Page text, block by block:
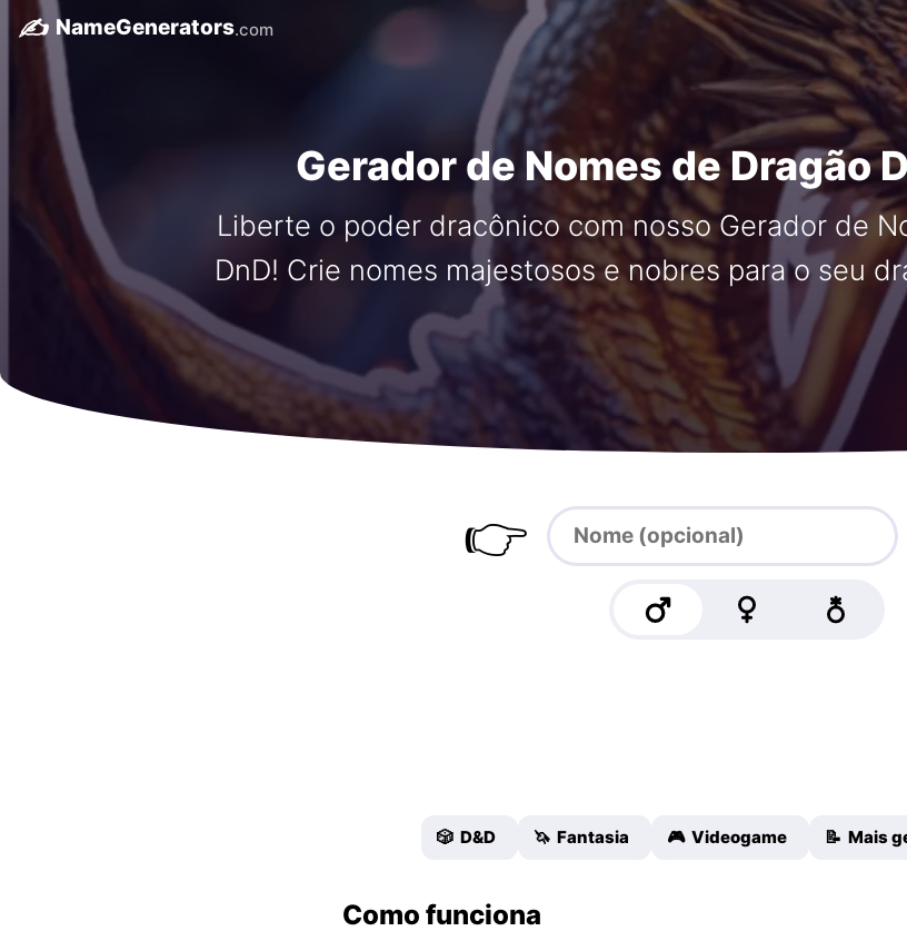
✍️ NameGenerators.com
Gerador de Nomes de Dragão
Liberte o poder dracônico com nosso Gerador de
DnD! Crie nomes majestosos e nobres para o seu
👉
🎲 D&D 🦄 Fantasia 🎮 Videogame 📝 Mais
Como funciona